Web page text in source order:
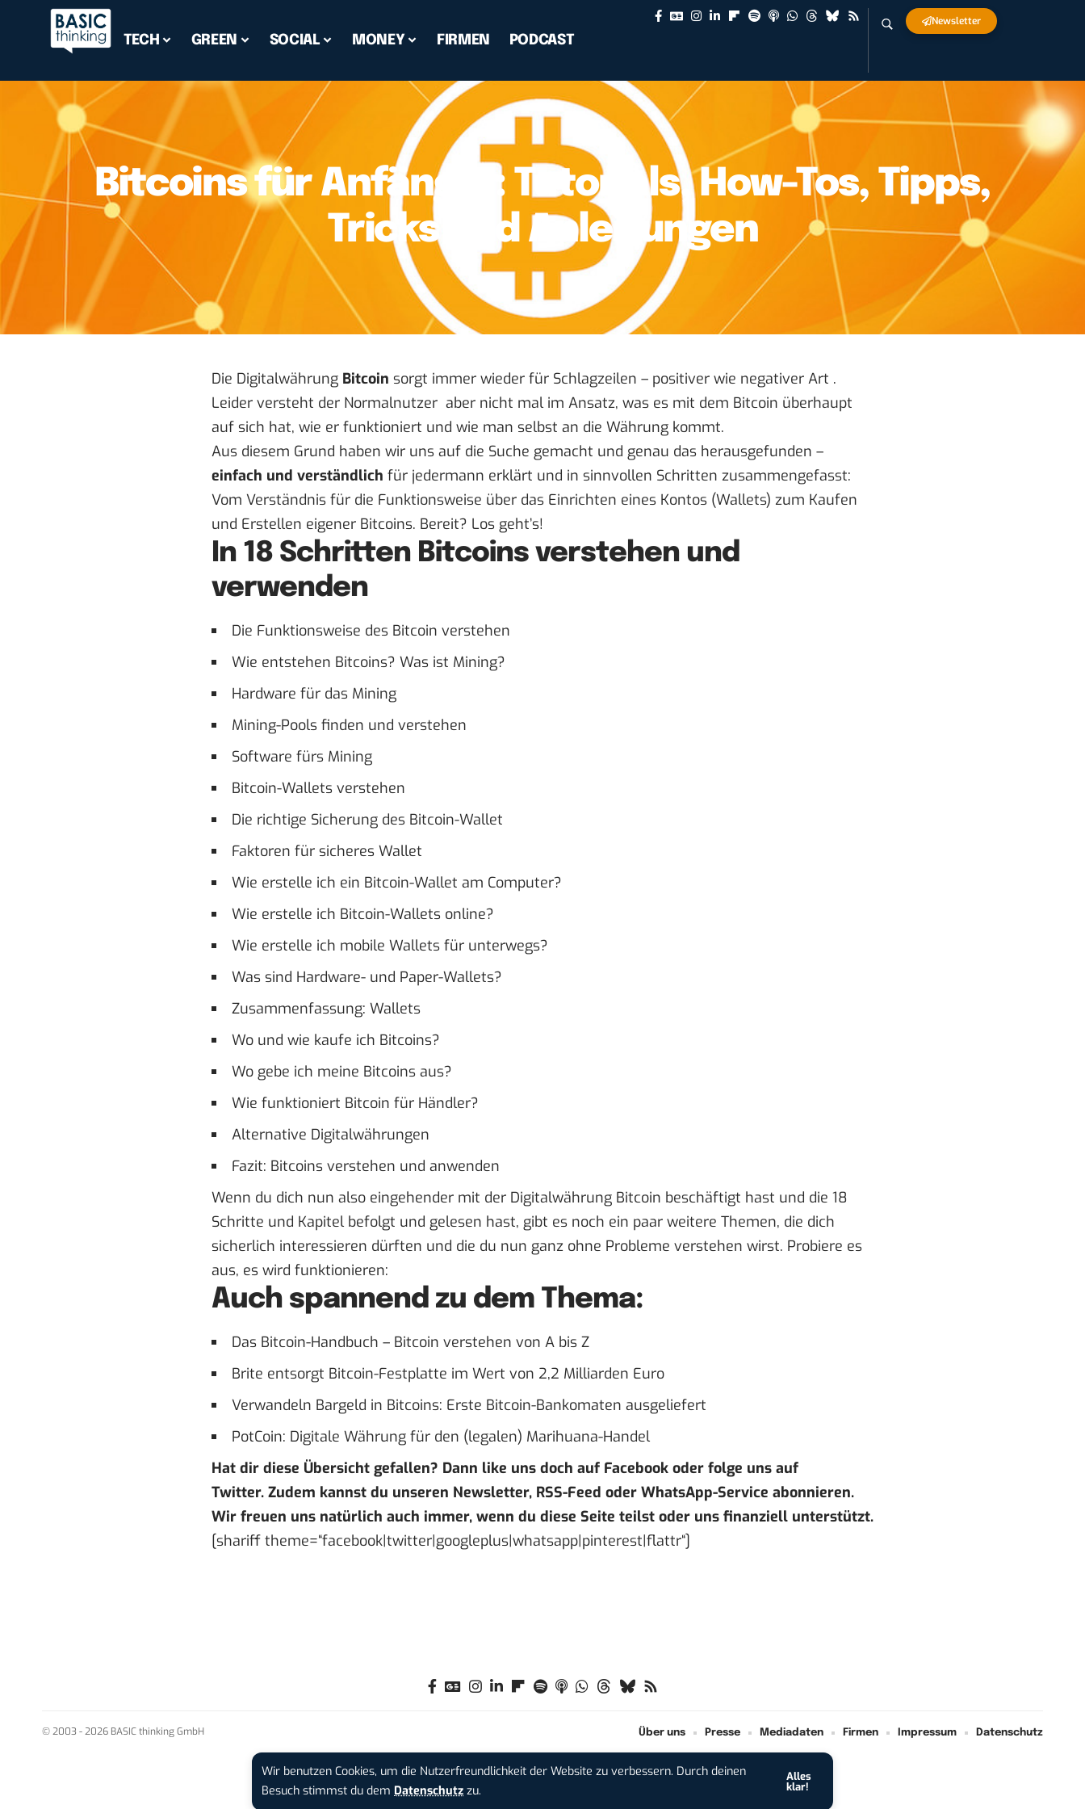
Wir benutzen Cookies, um die Nutzerfreundlichkeit der Website zu verbessern. Durch deinen
Besuch stimmst du dem Datenschutz zu.
Alles
klar!
TECH GREEN SOCIAL MONEY FIRMEN PODCAST
Newsletter
Bitcoins für Anfänger: Tutorials, How-Tos, Tipps,
Tricks und Anleitungen
Die Digitalwährung Bitcoin sorgt immer wieder für Schlagzeilen – positiver wie negativer Art .
Leider versteht der Normalnutzer aber nicht mal im Ansatz, was es mit dem Bitcoin überhaupt
auf sich hat, wie er funktioniert und wie man selbst an die Währung kommt.
Aus diesem Grund haben wir uns auf die Suche gemacht und genau das herausgefunden –
einfach und verständlich für jedermann erklärt und in sinnvollen Schritten zusammengefasst:
Vom Verständnis für die Funktionsweise über das Einrichten eines Kontos (Wallets) zum Kaufen
und Erstellen eigener Bitcoins. Bereit? Los geht’s!
In 18 Schritten Bitcoins verstehen und
verwenden
Die Funktionsweise des Bitcoin verstehen
Wie entstehen Bitcoins? Was ist Mining?
Hardware für das Mining
Mining-Pools finden und verstehen
Software fürs Mining
Bitcoin-Wallets verstehen
Die richtige Sicherung des Bitcoin-Wallet
Faktoren für sicheres Wallet
Wie erstelle ich ein Bitcoin-Wallet am Computer?
Wie erstelle ich Bitcoin-Wallets online?
Wie erstelle ich mobile Wallets für unterwegs?
Was sind Hardware- und Paper-Wallets?
Zusammenfassung: Wallets
Wo und wie kaufe ich Bitcoins?
Wo gebe ich meine Bitcoins aus?
Wie funktioniert Bitcoin für Händler?
Alternative Digitalwährungen
Fazit: Bitcoins verstehen und anwenden
Wenn du dich nun also eingehender mit der Digitalwährung Bitcoin beschäftigt hast und die 18
Schritte und Kapitel befolgt und gelesen hast, gibt es noch ein paar weitere Themen, die dich
sicherlich interessieren dürften und die du nun ganz ohne Probleme verstehen wirst. Probiere es
aus, es wird funktionieren:
Auch spannend zu dem Thema:
Das Bitcoin-Handbuch – Bitcoin verstehen von A bis Z
Brite entsorgt Bitcoin-Festplatte im Wert von 2,2 Milliarden Euro
Verwandeln Bargeld in Bitcoins: Erste Bitcoin-Bankomaten ausgeliefert
PotCoin: Digitale Währung für den (legalen) Marihuana-Handel
Hat dir diese Übersicht gefallen? Dann like uns doch auf Facebook oder folge uns auf
Twitter. Zudem kannst du unseren Newsletter, RSS-Feed oder WhatsApp-Service abonnieren.
Wir freuen uns natürlich auch immer, wenn du diese Seite teilst oder uns finanziell unterstützt.
[shariff theme=“facebook|twitter|googleplus|whatsapp|pinterest|flattr“]
© 2003 - 2026 BASIC thinking GmbH Über uns Presse Mediadaten Firmen Impressum Datenschutz